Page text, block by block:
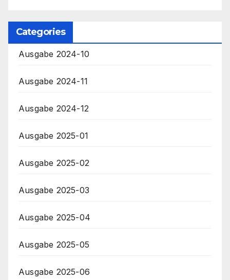
Categories
Ausgabe 2024-10
Ausgabe 2024-11
Ausgabe 2024-12
Ausgabe 2025-01
Ausgabe 2025-02
Ausgabe 2025-03
Ausgabe 2025-04
Ausgabe 2025-05
Ausgabe 2025-06